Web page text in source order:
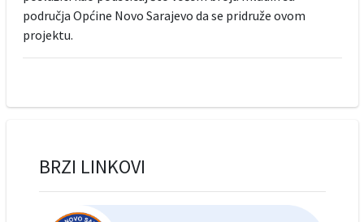
područja Općine Novo Sarajevo da se pridruže ovom
projektu.
BRZI LINKOVI